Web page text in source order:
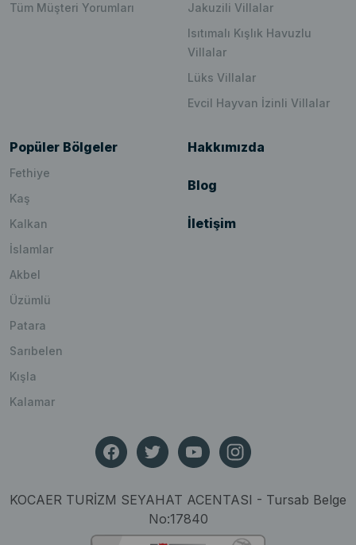
Tüm Müşteri Yorumları
Jakuzili Villalar
Isıtımalı Kışlık Havuzlu
Villalar
Lüks Villalar
Evcil Hayvan İzinli Villalar
Popüler Bölgeler
Fethiye
Kaş
Kalkan
İslamlar
Akbel
Üzümlü
Patara
Sarıbelen
Kışla
Kalamar
Hakkımızda
Blog
İletişim
KOCAER TURİZM SEYAHAT ACENTASI - Tursab Belge
No:17840